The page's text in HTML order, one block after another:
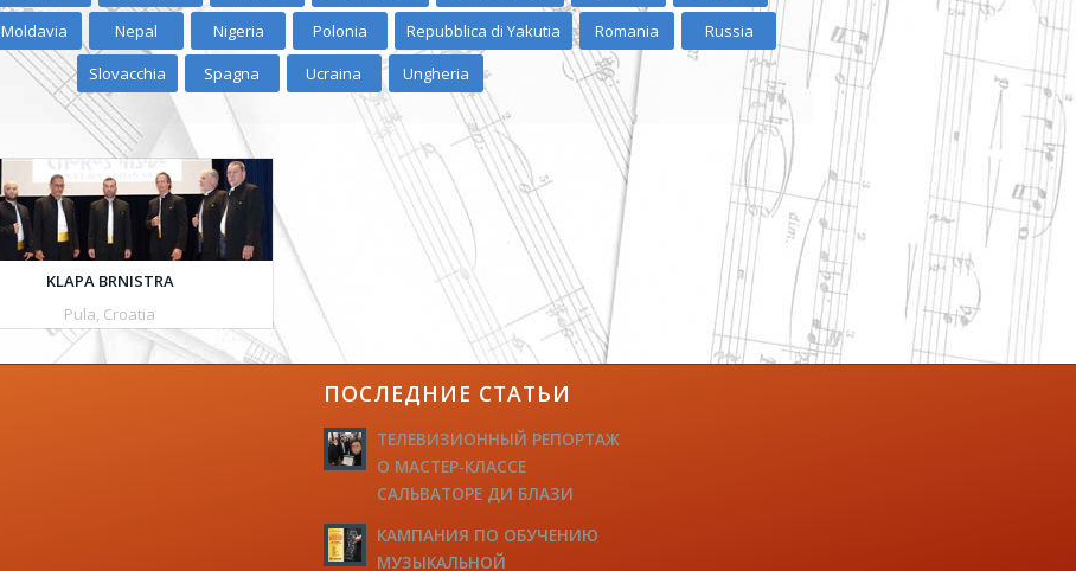
Moldavia Nepal Nigeria Polonia Repubblica di Yakutia Romania
Russia
Slovacchia
Spagna Ucraina Ungheria
KLAPA BRNISTRA
Pula, Croatia
ПОСЛЕДНИЕ СТАТЬИ
ТЕЛЕВИЗИОННЫЙ РЕПОРТАЖ
О МАСТЕР-КЛАССЕ
САЛЬВАТОРЕ ДИ БЛАЗИ
КАМПАНИЯ ПО ОБУЧЕНИЮ
МУЗЫКАЛЬНОЙ